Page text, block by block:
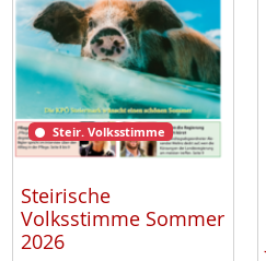
Steir. Volksstimme
Steirische
Volksstimme Sommer
2026